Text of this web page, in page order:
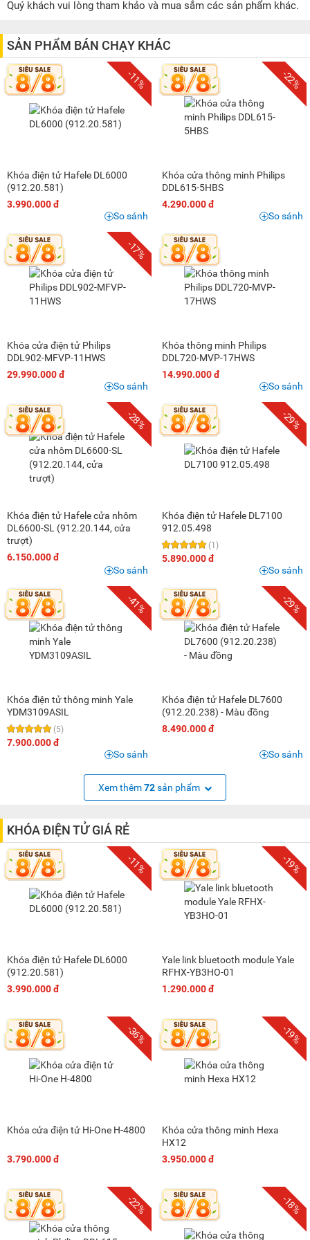
3 triệu - 5 triệu (12)
5 triệu - 8 triệu
8 triệu - 10 triệu
10 triệu - 15 triệu (12)
15 triệu - 20 triệu (6)
Quý khách vui lòng tham khảo và mua sắm các sản phẩm khác.
SẢN PHẨM BÁN CHẠY KHÁC
-11%
Khóa điện tử Hafele DL6000
(912.20.581)
3.990.000 đ
So sánh
-22%
Khóa cửa thông minh Philips
DDL615-5HBS
4.290.000 đ
So sánh
-17%
Khóa cửa điện tử Philips
DDL902-MFVP-11HWS
29.990.000 đ
So sánh
Khóa thông minh Philips
DDL720-MVP-17HWS
14.990.000 đ
So sánh
-28%
Khóa điện tử Hafele cửa nhôm
DL6600-SL (912.20.144, cửa
trượt)
6.150.000 đ
So sánh
-29%
Khóa điện tử Hafele DL7100
912.05.498
(1)
5.890.000 đ
So sánh
-41%
Khóa điện tử thông minh Yale
YDM3109ASIL
(5)
7.900.000 đ
So sánh
-29%
Khóa điện tử Hafele DL7600
(912.20.238) - Màu đồng
8.490.000 đ
So sánh
Xem thêm72sản phẩm
KHÓA ĐIỆN TỬ GIÁ RẺ
-11%
Khóa điện tử Hafele DL6000
(912.20.581)
3.990.000 đ
-19%
Yale link bluetooth module Yale
RFHX-YB3HO-01
1.290.000 đ
-36%
Khóa cửa điện tử Hi-One H-4800
3.790.000 đ
-19%
Khóa cửa thông minh Hexa
HX12
3.950.000 đ
-22% -18%